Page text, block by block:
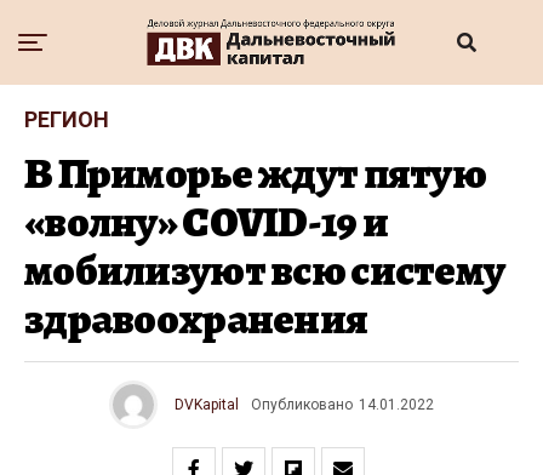
РЕГИОН
В Приморье ждут пятую
«волну» COVID-19 и
мобилизуют всю систему
здравоохранения
DVKapital Опубликовано 14.01.2022